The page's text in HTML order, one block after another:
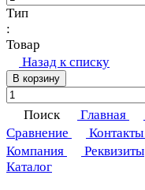
Тип
:
Товар
Назад к списку
В корзину
Поиск Главная
Сравнение
Контакты
Компания
Реквизиты
Каталог